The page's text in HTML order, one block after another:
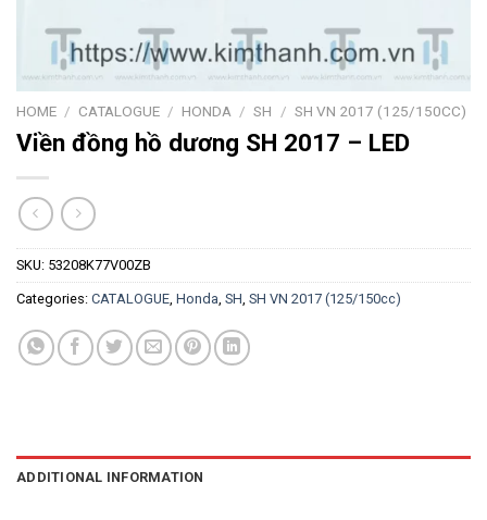
HOME / CATALOGUE / HONDA / SH / SH VN 2017 (125/150CC)
Viền đồng hồ dương SH 2017 – LED
SKU: 53208K77V00ZB
Categories: CATALOGUE, Honda, SH, SH VN 2017 (125/150cc)
ADDITIONAL INFORMATION